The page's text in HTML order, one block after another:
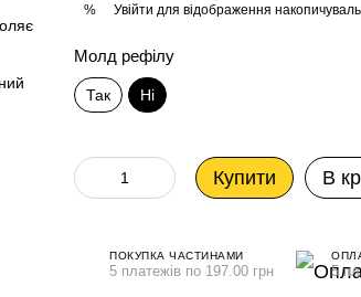
% Увійти для відображення
Молд рефілу
Так Ні
Купити В
ПОКУПКА ЧАСТИНАМИ
5 платежів по 197.00 грн 5